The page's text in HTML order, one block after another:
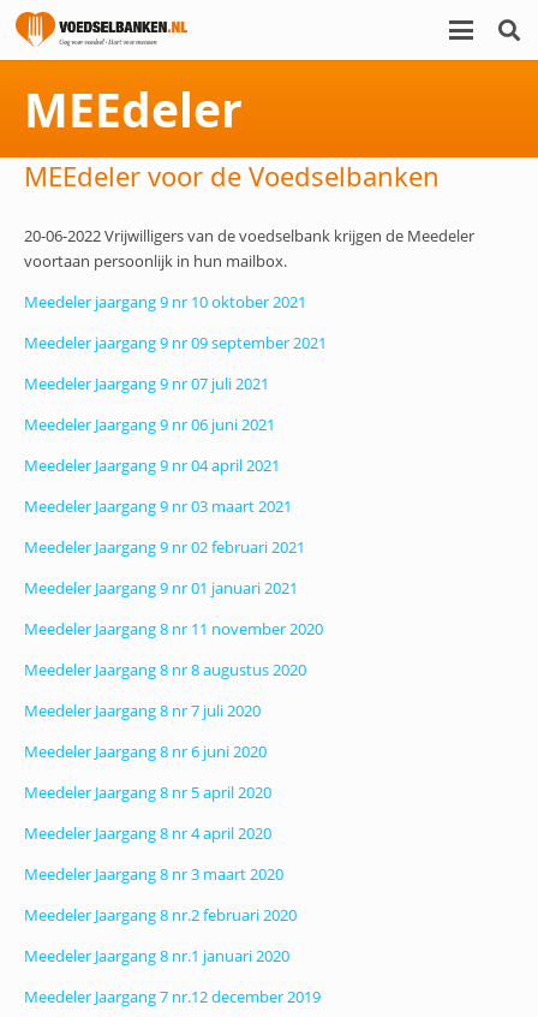
MEEdeler
MEEdeler voor de Voedselbanken
20-06-2022 Vrijwilligers van de voedselbank krijgen de Meedeler
voortaan persoonlijk in hun mailbox.
Meedeler jaargang 9 nr 10 oktober 2021
Meedeler jaargang 9 nr 09 september 2021
Meedeler Jaargang 9 nr 07 juli 2021
Meedeler Jaargang 9 nr 06 juni 2021
Meedeler Jaargang 9 nr 04 april 2021
Meedeler Jaargang 9 nr 03 maart 2021
Meedeler Jaargang 9 nr 02 februari 2021
Meedeler Jaargang 9 nr 01 januari 2021
Meedeler Jaargang 8 nr 11 november 2020
Meedeler Jaargang 8 nr 8 augustus 2020
Meedeler Jaargang 8 nr 7 juli 2020
Meedeler Jaargang 8 nr 6 juni 2020
Meedeler Jaargang 8 nr 5 april 2020
Meedeler Jaargang 8 nr 4 april 2020
Meedeler Jaargang 8 nr 3 maart 2020
Meedeler Jaargang 8 nr.2 februari 2020
Meedeler Jaargang 8 nr.1 januari 2020
Meedeler Jaargang 7 nr.12 december 2019